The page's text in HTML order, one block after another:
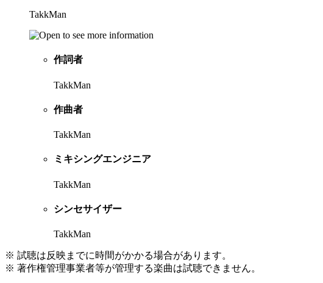
TakkMan
作詞者
TakkMan
作曲者
TakkMan
ミキシングエンジニア
TakkMan
シンセサイザー
TakkMan
※ 試聴は反映までに時間がかかる場合があります。
※ 著作権管理事業者等が管理する楽曲は試聴できません。